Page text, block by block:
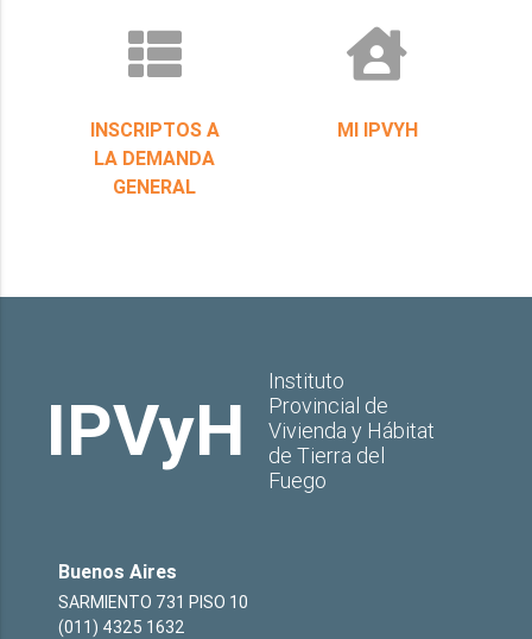
INSCRIPTOS A
LA DEMANDA
GENERAL
MI IPVYH
IPVyH
Instituto
Provincial de
Vivienda y Hábitat
de Tierra del
Fuego
Buenos Aires
SARMIENTO 731 PISO 10
(011) 4325 1632